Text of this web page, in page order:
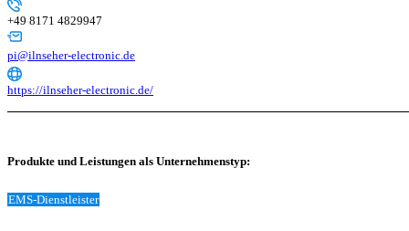
+49 8171 4829947
pi@ilnseher-electronic.de
https://ilnseher-electronic.de/
Produkte und Leistungen als Unternehmenstyp:
EMS-Dienstleister